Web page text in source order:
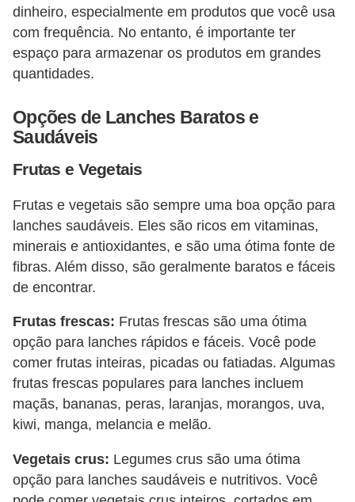
dinheiro, especialmente em produtos que você usa
com frequência. No entanto, é importante ter
espaço para armazenar os produtos em grandes
quantidades.
Opções de Lanches Baratos e
Saudáveis
Frutas e Vegetais
Frutas e vegetais são sempre uma boa opção para
lanches saudáveis. Eles são ricos em vitaminas,
minerais e antioxidantes, e são uma ótima fonte de
fibras. Além disso, são geralmente baratos e fáceis
de encontrar.
Frutas frescas: Frutas frescas são uma ótima
opção para lanches rápidos e fáceis. Você pode
comer frutas inteiras, picadas ou fatiadas. Algumas
frutas frescas populares para lanches incluem
maçãs, bananas, peras, laranjas, morangos, uva,
kiwi, manga, melancia e melão.
Vegetais crus: Legumes crus são uma ótima
opção para lanches saudáveis e nutritivos. Você